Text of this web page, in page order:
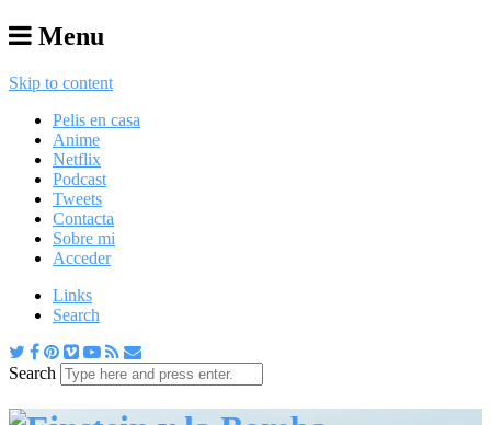
Menu
Skip to content
Pelis en casa
Anime
Netflix
Podcast
Tweets
Contacta
Sobre mi
Acceder
Links
Search
Search